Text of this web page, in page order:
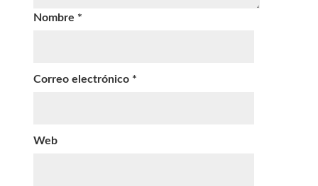
Nombre *
Correo electrónico *
Web